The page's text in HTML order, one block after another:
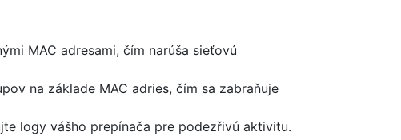
MAC adresami, čím narúša sieťovú
na základe MAC adries, čím sa zabraňuje
logy vášho prepínača pre podezřivú aktivitu.